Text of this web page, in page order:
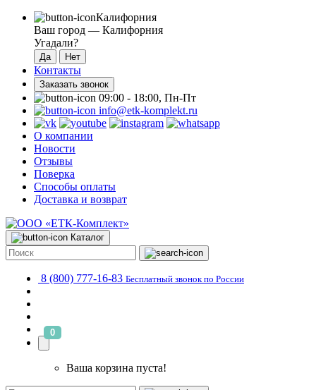
Калифорния
Ваш город — Калифорния
Угадали?
Контакты
Заказать звонок
09:00 - 18:00, Пн-Пт
info@etk-komplekt.ru
О компании
Новости
Отзывы
Поверка
Способы оплаты
Доставка и возврат
Каталог
8 (800) 777-16-83 Бесплатный звонок по России
0
Ваша корзина пуста!